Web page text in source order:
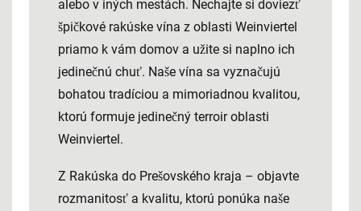
alebo v iných mestách. Nechajte si doviezť
špičkové rakúske vína z oblasti Weinviertel
priamo k vám domov a užite si naplno ich
jedinečnú chuť. Naše vína sa vyznačujú
bohatou tradíciou a mimoriadnou kvalitou,
ktorú formuje jedinečný terroir oblasti
Weinviertel.
Z Rakúska do Prešovského kraja – objavte
rozmanitosť a kvalitu, ktorú ponúka naše